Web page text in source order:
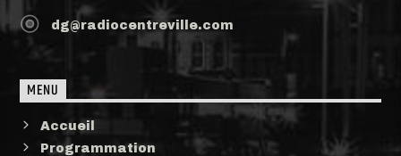
dg@radiocentreville.com
MENU
Accueil
Programmation